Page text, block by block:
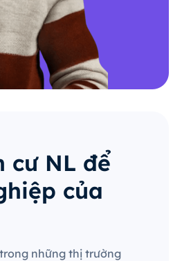
cư NL để
của
những thị trường